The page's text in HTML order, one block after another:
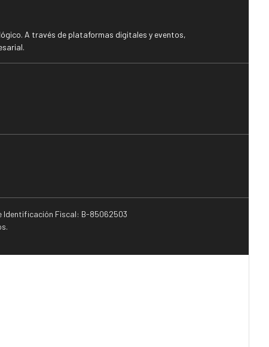
A través de plataformas digitales y eventos,
Identificación Fiscal: B-85062503